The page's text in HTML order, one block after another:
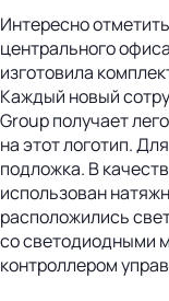
Интересно
центрального
изготовила
Каждый новый
Group получает
на этот логотип.
подложка. В
использован
расположились
со светодиодными
контроллером